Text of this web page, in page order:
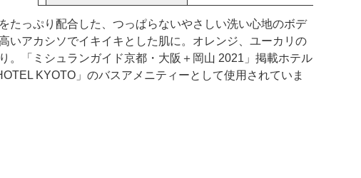
たっぷり配合した、つっぱらないやさしい洗い心地のボデ
いアカシソでイキイキとした肌に。オレンジ、ユーカリの
。「ミシュランガイド京都・大阪＋岡山 2021」掲載ホテル
KYOTO」のバスアメニティーとして使用されていま